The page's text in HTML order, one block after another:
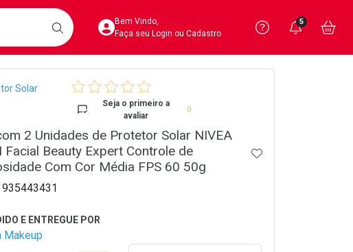
BUSCARAcesse sua Conta
Bem Vindo,
Faça seu Login ou Cadastro
Precisa
Ver Recursos
Você
5
Solar
Seja o primeiro a
avaliar
0
2 Unidades de Protetor Solar NIVEA
Facial Beauty Expert Controle de
Com Cor Média FPS 60 50g
ADICIONAR AOS
935443431
Makeup